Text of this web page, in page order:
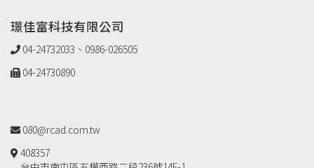
璟佳富科技有限公司
04-24732033、0986-026505
04-24730890
080@rcad.com.tw
408357